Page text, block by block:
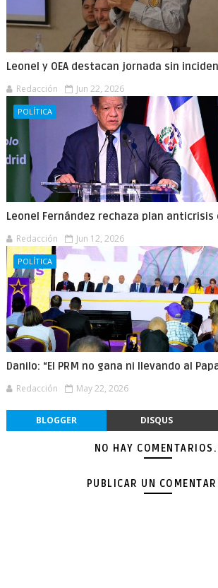
Leonel y OEA destacan jornada sin
Redacción Jun 22, 2026
POLÍTICA
Leonel Fernández rechaza plan anticrisis
Redacción Jun 12, 2026
POLÍTICA
Danilo: “El PRM no gana ni llevando al
Redacción May 22, 2026
BLOGGER DISQUS
NO HAY
PUBLICAR UN